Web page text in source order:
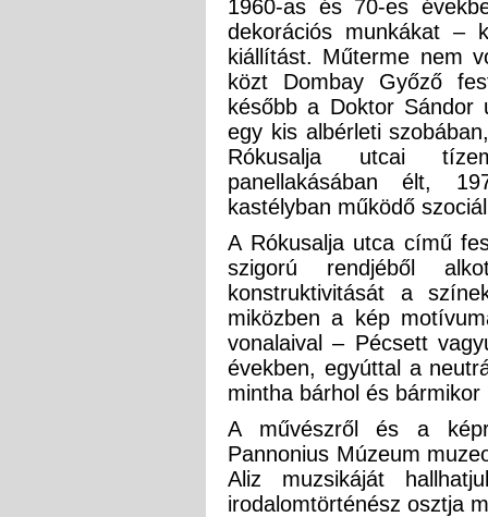
1960-as és 70-es
dekorációs munkákat –
kiállítást. Műterme nem
közt Dombay Győző
később a Doktor Sándor
egy kis albérleti
Rókusalja utcai
panellakásában élt,
kastélyban működő
A Rókusalja utca című
szigorú rendjéből
konstruktivitását a
miközben a kép
vonalaival – Pécsett
években, egyúttal a
mintha bárhol és bármikor
A művészről és a
Pannonius Múzeum
Aliz muzsikáját
irodalomtörténész osztja